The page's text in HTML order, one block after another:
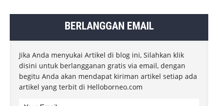
BERLANGGAN EMAIL
Jika Anda menyukai Artikel di blog ini, Silahkan klik
disini untuk berlangganan gratis via email, dengan
begitu Anda akan mendapat kiriman artikel setiap ada
artikel yang terbit di Helloborneo.com